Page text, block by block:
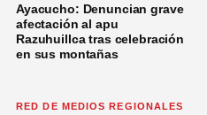
Ayacucho: Denuncian grave
afectación al apu
Razuhuillca tras celebración
en sus montañas
RED DE MEDIOS REGIONALES